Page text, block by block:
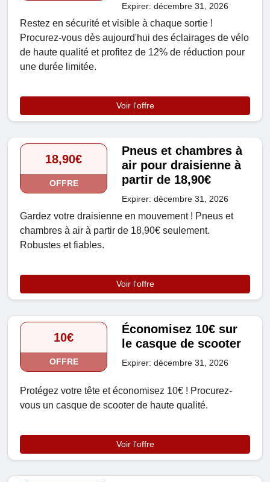
Expirer: décembre 31, 2026
Restez en sécurité et visible à chaque sortie !
Procurez-vous dès aujourd'hui des éclairages de vélo
de haute qualité et profitez de 12% de réduction pour
une durée limitée.
Voir l'offre
18,90€
OFFRE
Pneus et chambres à
air pour draisienne à
partir de 18,90€
Expirer: décembre 31, 2026
Gardez votre draisienne en mouvement ! Pneus et
chambres à air à partir de 18,90€ seulement.
Robustes et fiables.
Voir l'offre
10€
OFFRE
Économisez 10€ sur
le casque de scooter
Expirer: décembre 31, 2026
Protégez votre tête et économisez 10€ ! Procurez-
vous un casque de scooter de haute qualité.
Voir l'offre